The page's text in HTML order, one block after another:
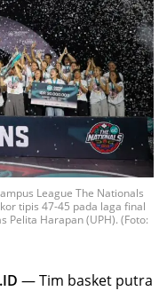
League The Nationals
tipis 47-45 pada laga final
Pelita Harapan (UPH). (Foto:
— Tim basket putra